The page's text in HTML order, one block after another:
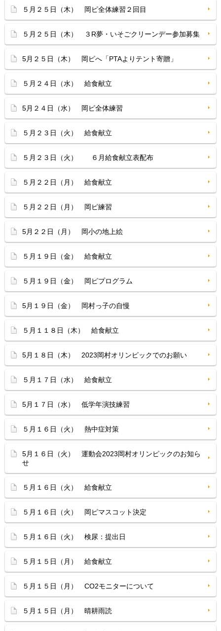
５月２５日（木） 岡ピ全体練習２回目
５月２５日（木） ３R夢・いそごクリーンデー参加募集
5月２５日（木） 岡ピへ「PTAよりテント寄贈」
５月２４日（水） 給食献立
5月２４日（水） 岡ピ全体練習
５月２３日（火） 給食献立
５月２３日（火） ６月給食献立表配布
５月２２日（月） 給食献立
５月２２日（月） 岡ピ練習
5月２２日（月） 岡小の地上絵
５月１９日（金） 給食献立
５月１９日（金） 岡ピプログラム
5月１９日（金） 岡村っ子の自慢
５月１１８日（木） 給食献立
5月１８日（木） 2023岡村オリンピックでのお願い
５月１７日（水） 給食献立
5月１７日（水） 低学年演技練習
５月１６日（火） 熱中症対策
5月１６日（火） 運動会2023岡村オリンピックのお知ら
せ
５月１６日（火） 給食献立
５月１６日（火） 岡ピマスコット決定
５月１６日（火） 検尿：提出日
５月１５日（月） 給食献立
５月１５日（月） CO2モニターについて
５月１５日（月） 晴耕雨読